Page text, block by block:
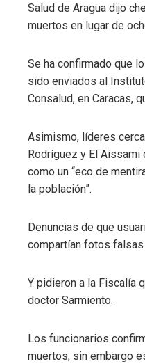
Salud de Aragua dijo
muertos en lugar de
Se ha confirmado que
sido enviados al
Consalud, en Caracas,
Asimismo, líderes
Rodríguez y El Aissami
como un “eco de
la población”.
Denuncias de que
compartían fotos falsas
Y pidieron a la Fiscalía
doctor Sarmiento.
Los funcionarios
muertos, sin embargo